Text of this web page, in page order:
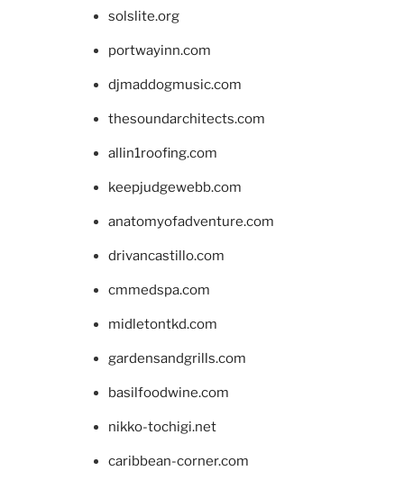
solslite.org
portwayinn.com
djmaddogmusic.com
thesoundarchitects.com
allin1roofing.com
keepjudgewebb.com
anatomyofadventure.com
drivancastillo.com
cmmedspa.com
midletontkd.com
gardensandgrills.com
basilfoodwine.com
nikko-tochigi.net
caribbean-corner.com